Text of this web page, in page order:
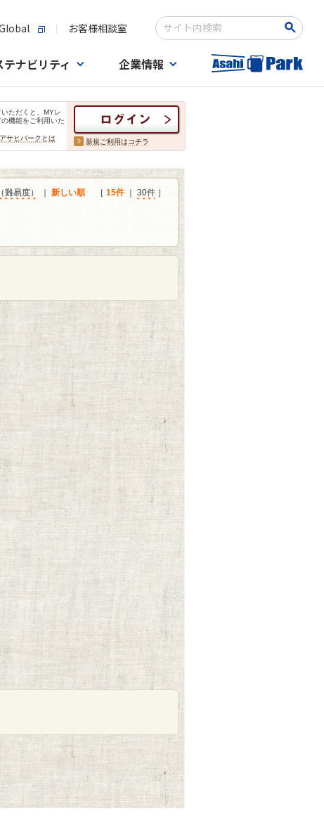
お客様相談室
検索キーワード入力
テナビリティ 企業情報
ただくと、MYレ
機能をご利用いた
アサヒパークとは 新規ご利用はコチラ
易度） 新しい順 ［ 15件｜ 30件 ］